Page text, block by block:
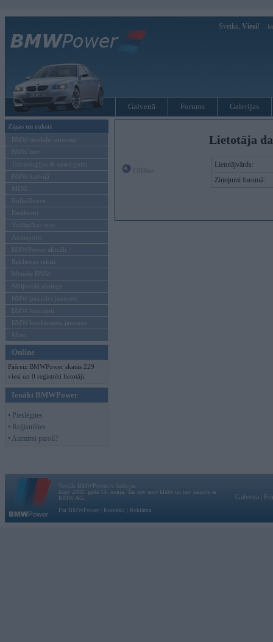
Sveiks, Viesi!
Galvenā Forums Galerijas
Ziņas un raksti
BMW modeļu jaunumi
BMW testi
Tehnoloģijas & sasniegumi
BMW Latvijā
MINI
Rolls-Royce
Pasākumi
Vadāmības tests
Autosports
BMWPower aktuāli
Reklāmas raksti
Mēneša BMW
Sērijveida tūnings
BMW pasaules jaunumi
BMW koncepti
BMW konkurentu jaunumi
Moto
Online
Pašreiz BMWPower skatās 229
viesi un 0 reģistrēti lietotāji.
Ienākt BMWPower
• Pieslēgties
• Reģistrēties
• Aizmirsi paroli?
Lietotāja
Lietotājvārds:
Ziņojumi forumā:
Vortāls BMWPower.lv darbojas
kopš 2002. gada 14. maija. Tas nav auto klubs un nav saistīts ar
BMW AG.
Par BMWPower
Kontakti Reklāma
Galvena